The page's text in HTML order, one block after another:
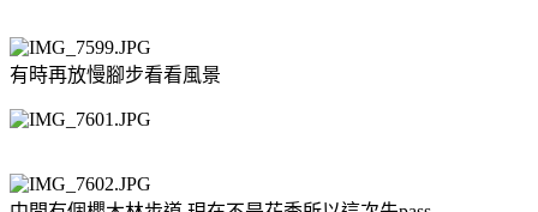
有時再放慢腳步看看風景